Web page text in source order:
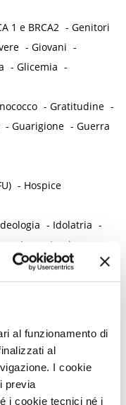
al funzionamento di
al
I cookie
previa
i cookie tecnici né i
1 e BRCA2 -Genitori
-Giovani -
-Glicemia -
-Gratitudine -
-Guarigione -Guerra
- Hospice
- Idolatria -
Imenotomia
Immagine di sé
-
BMI)
-
-Induismo
-Infezioni